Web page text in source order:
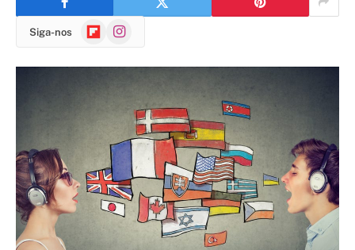
Siga-nos FlipboardInstagram